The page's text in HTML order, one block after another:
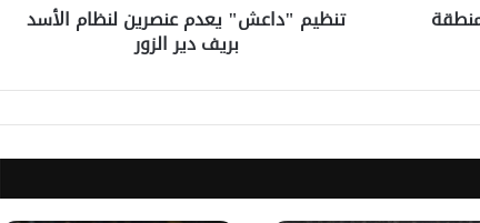
مانشستر سيتي يعلن رسمياً ضم المصري
عمر مرموش
أهداف.. برشلونة يصنع ريمونتادا تاريخية
تنظيم "داعش" يعدم عنصرين لنظام الأسد
بريف دير الزور